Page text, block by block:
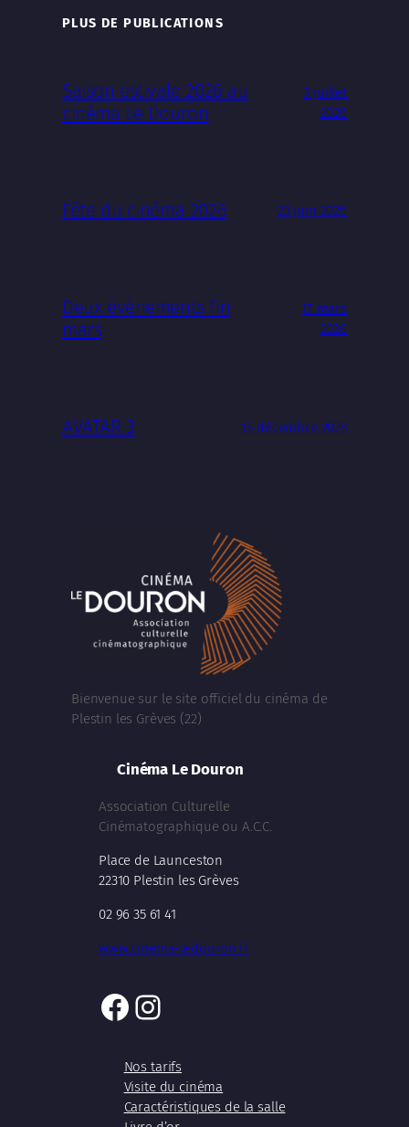
PLUS DE PUBLICATIONS
Saison estivale 2026 au
cinéma Le Douron
3 juillet
2026
Fête du cinéma 2026 23 juin 2026
Deux événements fin
mars
17 mars
2026
AVATAR 3 15 décembre 2025
Bienvenue sur le site officiel du cinéma de
Plestin les Grèves (22)
Cinéma Le Douron
Association Culturelle
Cinématographique ou A.C.C.
Place de Launceston
22310 Plestin les Grèves
02 96 35 61 41
www.cinema-ledouron.fr
Facebook
Instagram
Nos tarifs
Visite du cinéma
Caractéristiques de la salle